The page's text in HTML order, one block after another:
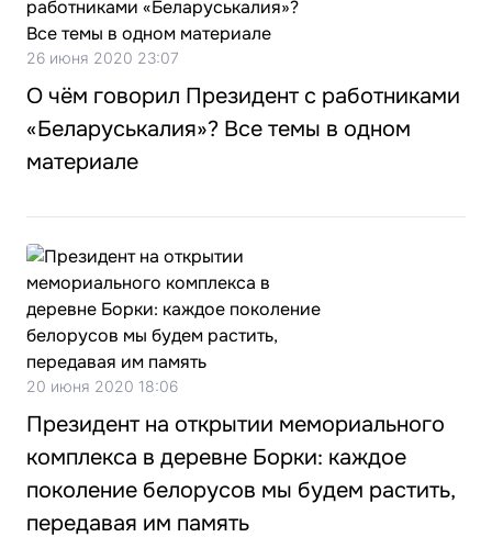
26 июня 2020 23:07
О чём говорил Президент с работниками
«Беларуськалия»? Все темы в одном
материале
20 июня 2020 18:06
Президент на открытии мемориального
комплекса в деревне Борки: каждое
поколение белорусов мы будем растить,
передавая им память